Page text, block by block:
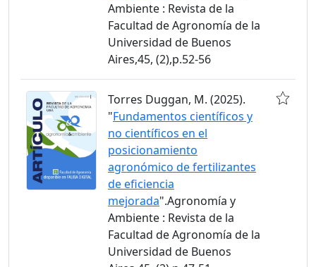
Ambiente : Revista de la
Facultad de Agronomía de la
Universidad de Buenos
Aires,45, (2),p.52-56
Torres Duggan, M. (2025).
"Fundamentos científicos y
no científicos en el
posicionamiento
agronómico de fertilizantes
de eficiencia
mejorada".Agronomía y
Ambiente : Revista de la
Facultad de Agronomía de la
Universidad de Buenos